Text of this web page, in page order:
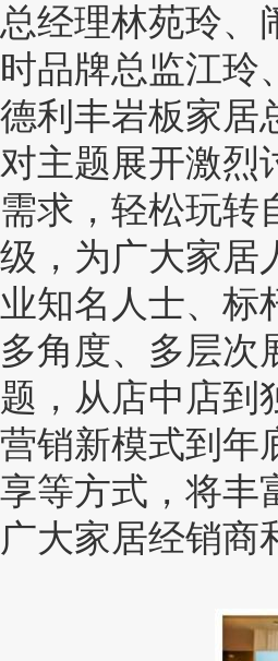
总经理林苑玲、
时品牌总监江玲
德利丰岩板家居
对主题展开激烈
需求，轻松玩转
级，为广大家居
业知名人士、标
多角度、多层次
题，从店中店到
营销新模式到年
享等方式，将丰
广大家居经销商